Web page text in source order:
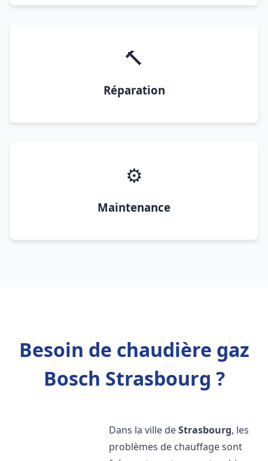
🔨
Réparation
⚙️
Maintenance
Besoin de chaudière gaz
Bosch Strasbourg ?
Dans la ville deStrasbourg, les
problèmes de chauffage sont